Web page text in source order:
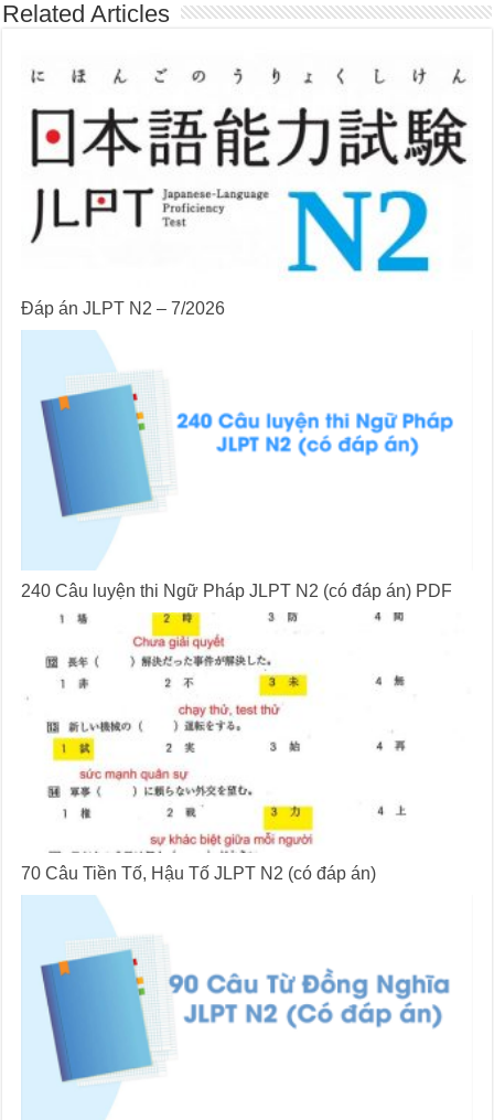
Related Articles
Đáp án JLPT N2 – 7/2026
240 Câu luyện thi Ngữ Pháp JLPT N2 (có đáp án) PDF
70 Câu Tiền Tố, Hậu Tố JLPT N2 (có đáp án)